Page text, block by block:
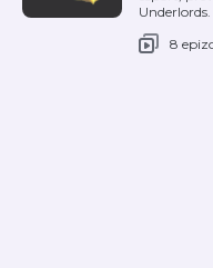
Underlords.
8